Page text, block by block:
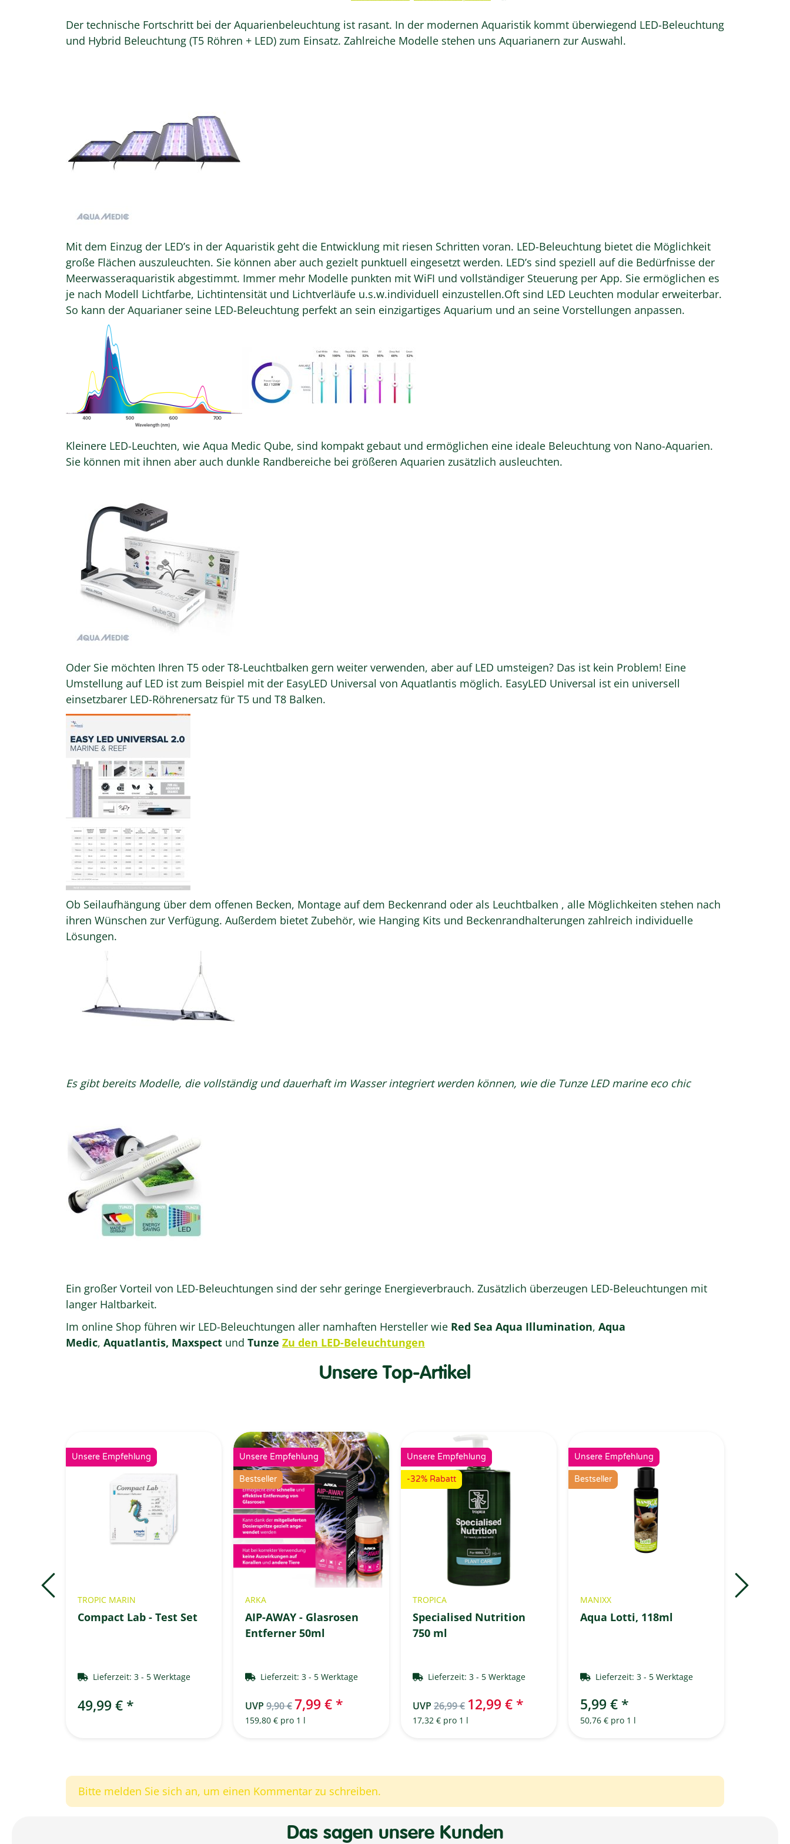
Der technische Fortschritt bei der Aquarienbeleuchtung ist rasant. In der modernen Aquaristik kommt überwiegend LED-Beleuchtung
und Hybrid Beleuchtung (T5 Röhren + LED) zum Einsatz. Zahlreiche Modelle stehen uns Aquarianern zur Auswahl.
Mit dem Einzug der LED’s in der Aquaristik geht die Entwicklung mit riesen Schritten voran. LED-Beleuchtung bietet die Möglichkeit
große Flächen auszuleuchten. Sie können aber auch gezielt punktuell eingesetzt werden. LED’s sind speziell auf die Bedürfnisse der
Meerwasseraquaristik abgestimmt. Immer mehr Modelle punkten mit WiFI und vollständiger Steuerung per App. Sie ermöglichen es
je nach Modell Lichtfarbe, Lichtintensität und Lichtverläufe u.s.w.individuell einzustellen.Oft sind LED Leuchten modular erweiterbar.
So kann der Aquarianer seine LED-Beleuchtung perfekt an sein einzigartiges Aquarium und an seine Vorstellungen anpassen.
Kleinere LED-Leuchten, wie Aqua Medic Qube, sind kompakt gebaut und ermöglichen eine ideale Beleuchtung von Nano-Aquarien.
Sie können mit ihnen aber auch dunkle Randbereiche bei größeren Aquarien zusätzlich ausleuchten.
Oder Sie möchten Ihren T5 oder T8-Leuchtbalken gern weiter verwenden, aber auf LED umsteigen? Das ist kein Problem! Eine
Umstellung auf LED ist zum Beispiel mit der EasyLED Universal von Aquatlantis möglich. EasyLED Universal ist ein universell
einsetzbarer LED-Röhrenersatz für T5 und T8 Balken.
Ob Seilaufhängung über dem offenen Becken, Montage auf dem Beckenrand oder als Leuchtbalken , alle Möglichkeiten stehen nach
ihren Wünschen zur Verfügung. Außerdem bietet Zubehör, wie Hanging Kits und Beckenrandhalterungen zahlreich individuelle
Lösungen.
Es gibt bereits Modelle, die vollständig und dauerhaft im Wasser integriert werden können, wie die Tunze LED marine eco chic
Ein großer Vorteil von LED-Beleuchtungen sind der sehr geringe Energieverbrauch. Zusätzlich überzeugen LED-Beleuchtungen mit
langer Haltbarkeit.
Im online Shop führen wir LED-Beleuchtungen aller namhaften Hersteller wie Red Sea Aqua Illumination, Aqua
Medic, Aquatlantis, Maxspect und Tunze Zu den LED-Beleuchtungen
Unsere Top-Artikel
Unsere Empfehlung
TROPIC MARIN
Compact Lab - Test Set
Lieferzeit: 3 - 5 Werktage
49,99 € *
Unsere Empfehlung
Bestseller
ARKA
AIP-AWAY - Glasrosen
Entferner 50ml
Lieferzeit: 3 - 5 Werktage
UVP 9,90 €7,99 € *
159,80 € pro 1 l
Unsere Empfehlung
-32% Rabatt
TROPICA
Specialised Nutrition
750 ml
Lieferzeit: 3 - 5 Werktage
UVP 26,99 € 12,99 € *
17,32 € pro 1 l
Unsere Empfehlung
Bestseller
MANIXX
Aqua Lotti, 118ml
Lieferzeit: 3 - 5 Werktage
5,99 € *
50,76 € pro 1 l
Bitte melden Sie sich an, um einen Kommentar zu schreiben.
Das sagen unsere Kunden